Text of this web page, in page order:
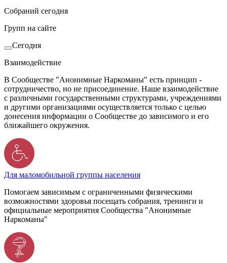
Собраний сегодня
Групп на сайте
Сегодня
Взаимодействие
В Сообществе "Анонимные Наркоманы" есть принцип -
сотрудничество, но не присоединение. Наше взаимодействие
с различными государственными структурами, учреждениями
и другими организациями осуществляется только с целью
донесения информации о Сообществе до зависимого и его
ближайшего окружения.
Для маломобильной группы населения
Помогаем зависимым с ограниченными физическими
возможностями здоровья посещать собрания, тренинги и
официальные мероприятия Сообщества "Анонимные
Наркоманы"